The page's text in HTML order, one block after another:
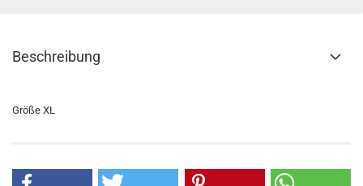
Beschreibung
Größe XL